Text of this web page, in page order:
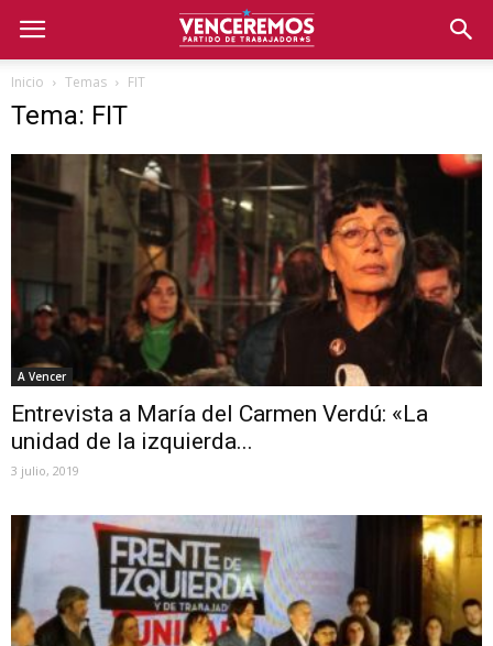
Inicio Temas FIT
Tema: FIT
A Vencer
Entrevista a María del Carmen Verdú: «La
unidad de la izquierda...
3 julio, 2019